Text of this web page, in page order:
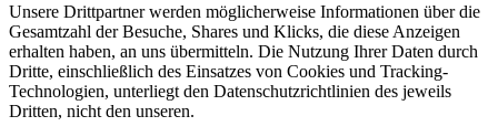
Unsere Drittpartner werden möglicherweise Informationen über die
Gesamtzahl der Besuche, Shares und Klicks, die diese Anzeigen
erhalten haben, an uns übermitteln. Die Nutzung Ihrer Daten durch
Dritte, einschließlich des Einsatzes von Cookies und Tracking-
Technologien, unterliegt den Datenschutzrichtlinien des jeweils
Dritten, nicht den unseren.